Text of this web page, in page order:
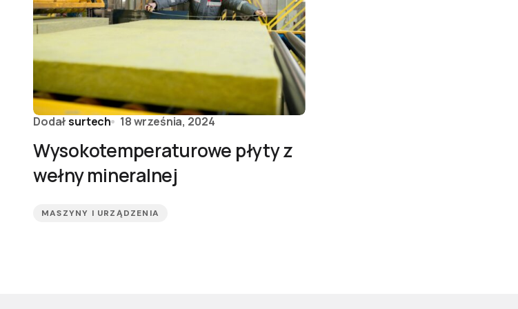
Dodałsurtech 18 września, 2024
Wysokotemperaturowe płyty z
wełny mineralnej
MASZYNY I URZĄDZENIA